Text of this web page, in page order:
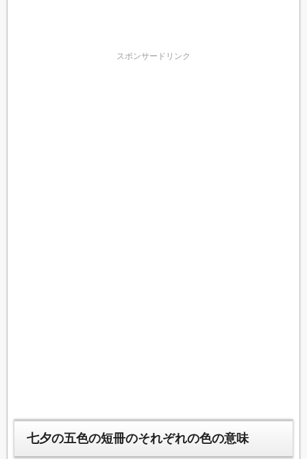
スポンサードリンク
七夕の五色の短冊のそれぞれの色の意味